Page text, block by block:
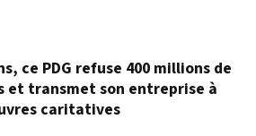
ce PDG refuse 400 millions de
et transmet son entreprise à
caritatives